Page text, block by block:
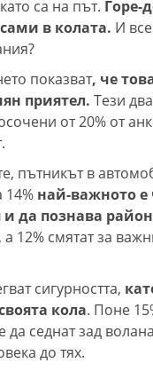
са на път. Горе-
в колата. И
показват, че
приятел. Тези
от 20% от
пътникът в
14% най-важното е
да познава
а 12% смятат за
сигурността,
кола. Поне
седнат зад
до тях.